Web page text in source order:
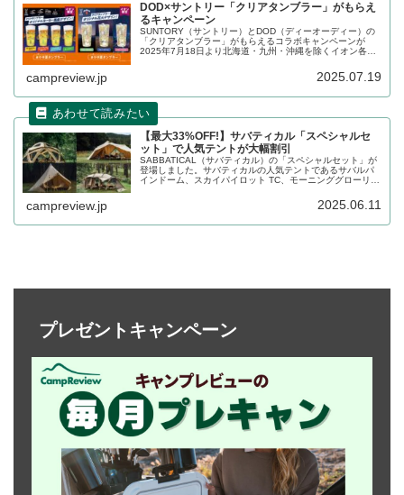
DOD×サントリー「クリアタンブラー」がもらえ
るキャンペーン
SUNTORY（サントリー）とDOD（ディーオーディー）の
「クリアタンブラー」がもらえるコラボキャンペーンが
2025年7月18日より北海道・九州・沖縄を除くイオン各店
campreview.jp 2025.07.19
【最大33%OFF!】サバティカル「スペシャルセ
ット」で人気テントが大幅割引
SABBATICAL（サバティカル）の「スペシャルセット」が
登場しました。サバティカルの人気テントであるサバルパ
インドーム、スカイパイロット TC、モーニンググローリー
割り引かれています。合わせて単体販売製品もセールが行
campreview.jp 2025.06.11
プレゼントキャンペーン